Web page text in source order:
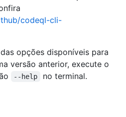
codeql-cli-
opções disponíveis para
versão anterior, execute o
--help no terminal.